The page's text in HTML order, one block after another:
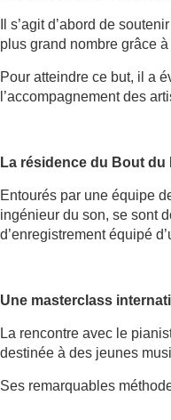
Il s’agit d’abord de
plus grand nombre grâce
Pour atteindre ce but, il a
l’accompagnement des
La résidence du Bout du
Entourés par une équipe
ingénieur du son, se sont
d’enregistrement équipé
Une masterclass
La rencontre avec le
destinée à des jeunes
Ses remarquables